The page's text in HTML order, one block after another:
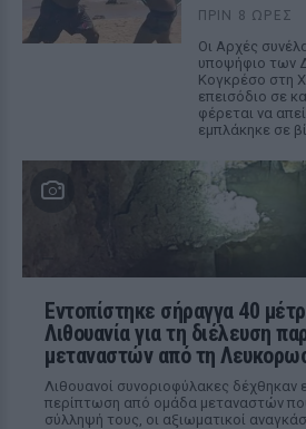
ΠΡΙΝ 8 ΏΡΕΣ
Οι Αρχές
υποψήφιο των
Κογκρέσο στη
επεισόδιο σε
φέρεται να
εμπλάκηκε σε
Εντοπίστηκε σήραγγα 40
Λιθουανία για τη διέλευση
μεταναστών από τη
Λιθουανοί συνοριοφύλακες δέχθηκαν
περίπτωση από ομάδα μεταναστών
σύλληψή τους, οι αξιωματικοί